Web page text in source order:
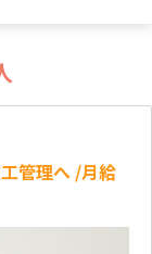
管理へ /月給